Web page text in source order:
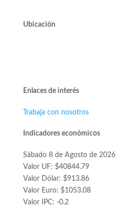
Ubicación
Enlaces de interés
Trabaja con nosotros
Indicadores económicos
Sábado 8 de Agosto de 2026
Valor UF: $40844.79
Valor Dólar: $913.86
Valor Euro: $1053.08
Valor IPC: -0.2